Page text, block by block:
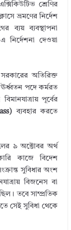
শ্রেণির
ভ্রমণের নির্দেশ
ব্যয় ব্যবস্থাপনা
দেওয়া
অতিরিক্ত
পদে কর্মরত
পূর্বের
ব্যবহার করতে
৯ অক্টোবর অর্থ
কাজে বিদেশ
সুবিধার অংশ
বিজনেস বা
তবে সাম্প্রতিক
সেই সুবিধা থেকে